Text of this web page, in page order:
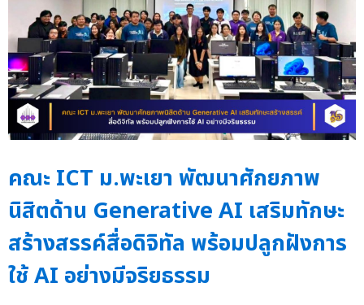
คณะ ICT ม.พะเยา พัฒนาศักยภาพ
นิสิตด้าน Generative AI เสริมทักษะ
สร้างสรรค์สื่อดิจิทัล พร้อมปลูกฝังการ
ใช้ AI อย่างมีจริยธรรม